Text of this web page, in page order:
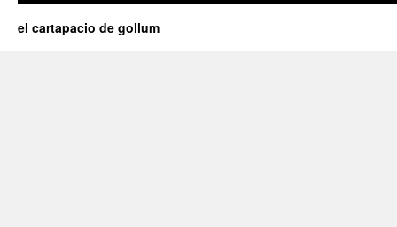
el cartapacio de gollum